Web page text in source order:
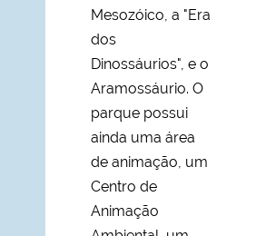
Mesozóico, a "Era
dos
Dinossáurios", e o
Aramossáurio. O
parque possui
ainda uma área
de animação, um
Centro de
Animação